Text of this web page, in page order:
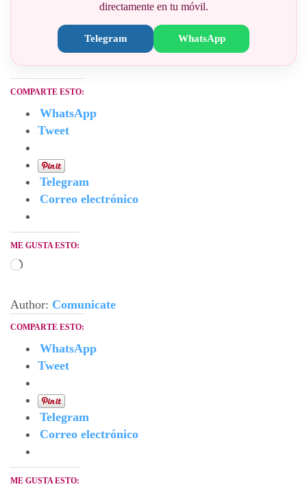
directamente en tu móvil.
Telegram WhatsApp
COMPARTE ESTO:
WhatsApp
Tweet
Telegram
Correo electrónico
ME GUSTA ESTO:
Cargando...
Author: Comunicate
COMPARTE ESTO:
WhatsApp
Tweet
Telegram
Correo electrónico
ME GUSTA ESTO: